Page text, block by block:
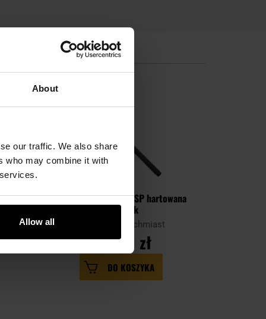
About
our traffic. We also share
who may combine it with
Allow all
Pałka teleskopowa ESP hartowana
21" Black
Wysyłka: Natychmiast
199,99 zł
DO KOSZYKA